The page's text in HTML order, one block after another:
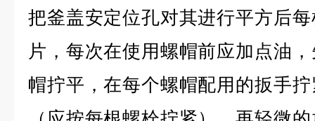
把釜盖安定位孔对其进行平方后
片，每次在使用螺帽前应加点油
帽拧平，在每个螺帽配用的扳手